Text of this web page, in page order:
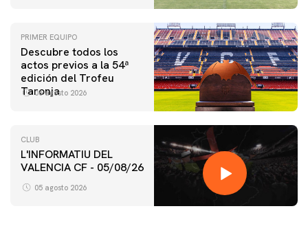
PRIMER EQUIPO
Descubre todos los
actos previos a la 54ª
edición del Trofeu
Taronja
06 agosto 2026
CLUB
L'INFORMATIU DEL
VALENCIA CF - 05/08/26
05 agosto 2026